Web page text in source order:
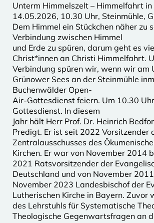
Unterm Himmelszelt – Himmelfahrt
14.05.2026, 10.30 Uhr, Steinmühle,
Dem Himmel ein Stückchen näher zu
Verbindung zwischen Himmel
und Erde zu spüren, darum geht es
Christ*innen an Christi Himmelfahrt.
Verbindung spüren wir, wenn wir am
Grünower Sees an der Steinmühle
Buchenwälder Open-
Air-Gottesdienst feiern. Um 10.30
Gottesdienst. In diesem
Jahr hält Herr Prof. Dr. Heinrich
Predigt. Er ist seit 2022 Vorsitzender
Zentralausschusses des
Kirchen. Er war von November 2014
2021 Ratsvorsitzender der
Deutschland und von November
November 2023 Landesbischof der
Lutherischen Kirche in Bayern. Zuvor
des Lehrstuhls für Systematische
Theologische Gegenwartsfragen an